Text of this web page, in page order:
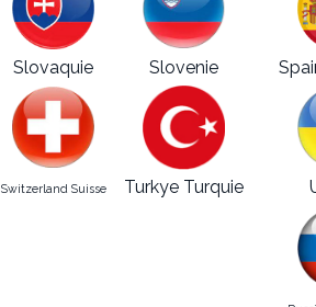
Slovaquie Slovenie
Switzerland Suisse Turkye Turquie